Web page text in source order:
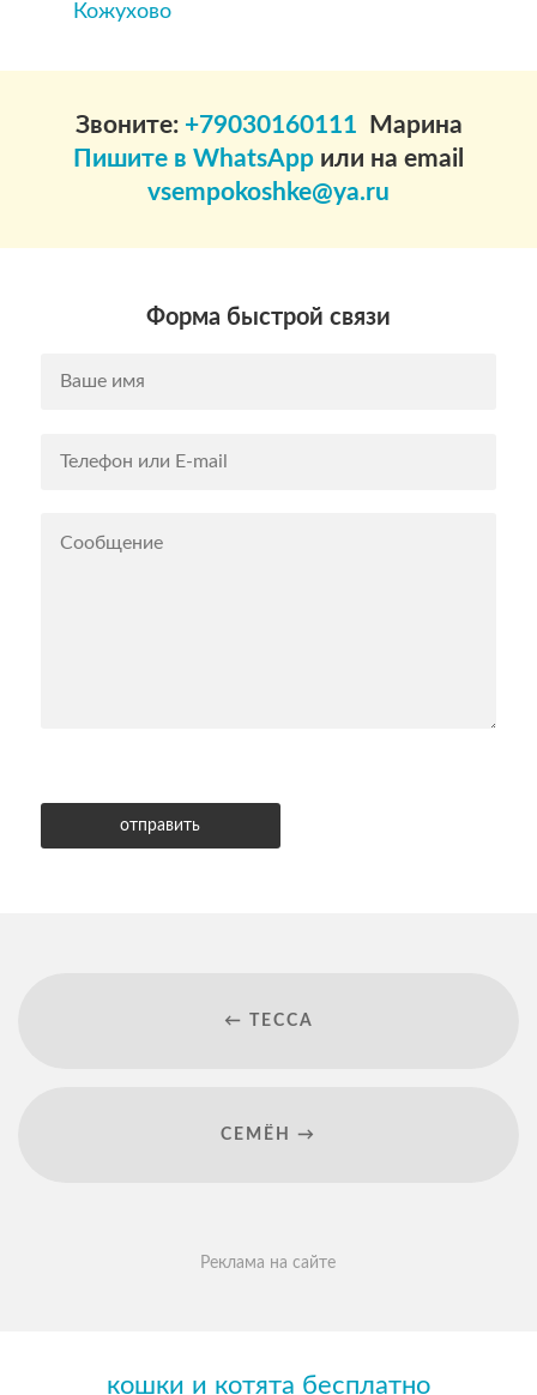
Кожухово
Звоните: +79030160111 Марина
Пишите в WhatsApp или на email
vsempokoshke@ya.ru
Форма быстрой связи
← ТЕССА
СЕМЁН →
Реклама на сайте
кошки и котята бесплатно